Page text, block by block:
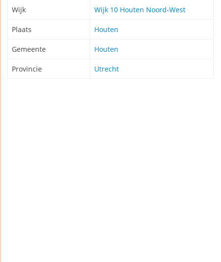
Wijk Wijk 10 Houten Noord-West
Plaats Houten
Gemeente Houten
Provincie Utrecht